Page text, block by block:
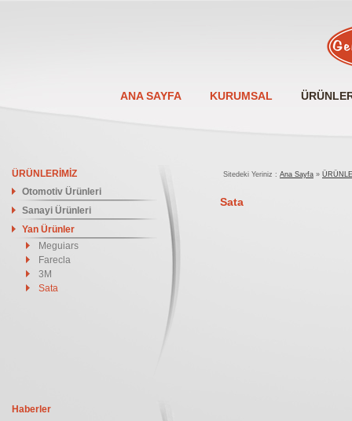
ANA SAYFA KURUMSAL
ÜRÜNLERİMİZ
Otomotiv Ürünleri
Sanayi Ürünleri
Yan Ürünler
Meguiars
Farecla
3M
Sata
Haberler
Sitedeki Yeriniz : Ana Sayfa »
Sata